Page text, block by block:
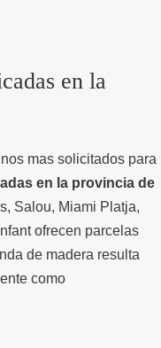
en la
mas solicitados para
en la provincia de
Salou, Miami Platja,
ofrecen parcelas
de madera resulta
como